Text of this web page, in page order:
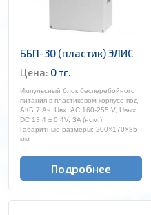
ББП-30 (пластик) ЭЛИС
Цена: 0 тг.
Импульсный блок бесперебойного
питания в пластиковом корпусе под
АКБ 7 Ач. Uвх. AC 160-255 V, Uвых.
DC 13.4 ± 0.4V, 3A (ном.).
Габаритные размеры: 200×170×85
мм.
Подробнее